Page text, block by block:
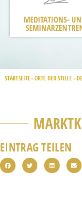
MEDITATIONS-
STARTSEITE » ORTE DER STILLE »
EINTRAG TEILEN